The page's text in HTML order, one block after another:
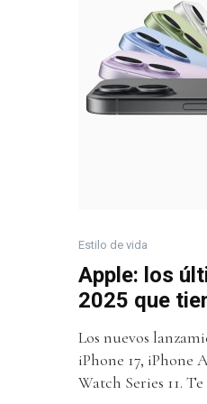
Estilo de vida
Apple: los
2025 que
Los nuevos
iPhone 17, iPhone
Watch Series 11.